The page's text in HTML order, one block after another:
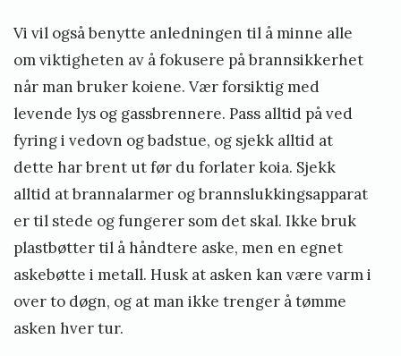
Vi vil også benytte anledningen til å minne alle
om viktigheten av å fokusere på brannsikkerhet
når man bruker koiene. Vær forsiktig med
levende lys og gassbrennere. Pass alltid på ved
fyring i vedovn og badstue, og sjekk alltid at
dette har brent ut før du forlater koia. Sjekk
alltid at brannalarmer og brannslukkingsapparat
er til stede og fungerer som det skal. Ikke bruk
plastbøtter til å håndtere aske, men en egnet
askebøtte i metall. Husk at asken kan være varm i
over to døgn, og at man ikke trenger å tømme
asken hver tur.